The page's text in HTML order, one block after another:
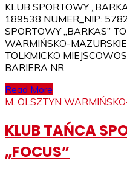
KLUB SPORTOWY
189538 NUMER_NIP:
SPORTOWY „BARKAS”
WARMIŃSKO-
TOLKMICKO
BARIERA NR
Read More
M. OLSZTYN
KLUB TAŃCA
„FOCUS”